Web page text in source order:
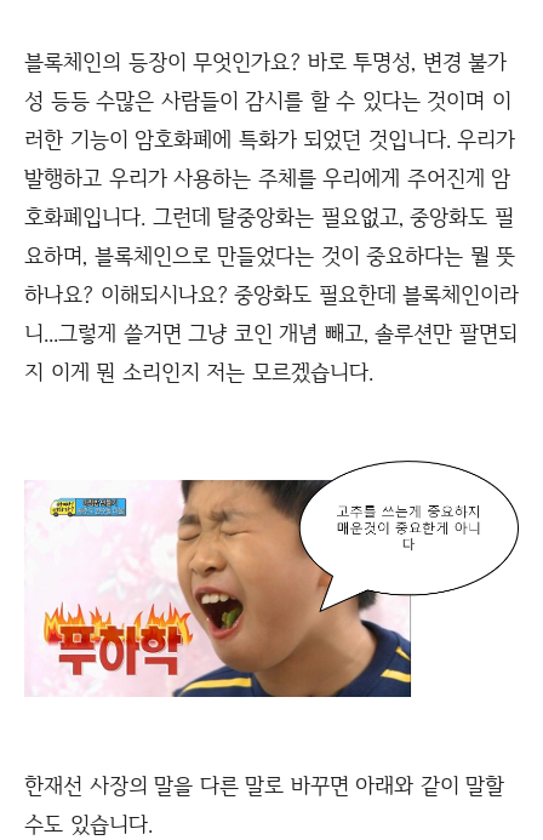
블록체인의 등장이 무엇인가요? 바로 투명성, 변경 불가
성 등등 수많은 사람들이 감시를 할 수 있다는 것이며 이
러한 기능이 암호화폐에 특화가 되었던 것입니다. 우리가
발행하고 우리가 사용하는 주체를 우리에게 주어진게 암
호화폐입니다. 그런데 탈중앙화는 필요없고, 중앙화도 필
요하며, 블록체인으로 만들었다는 것이 중요하다는 뭘 뜻
하나요? 이해되시나요? 중앙화도 필요한데 블록체인이라
니...그렇게 쓸거면 그냥 코인 개념 빼고, 솔루션만 팔면되
지 이게 뭔 소리인지 저는 모르겠습니다.
한재선 사장의 말을 다른 말로 바꾸면 아래와 같이 말할
수도 있습니다.